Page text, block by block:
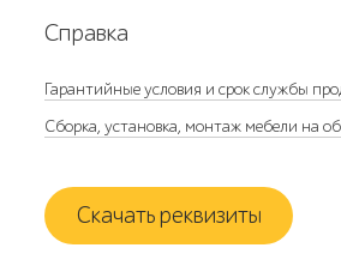
Справка
Гарантийные условия и срок службы
Сборка, установка, монтаж мебели на
Скачать реквизиты